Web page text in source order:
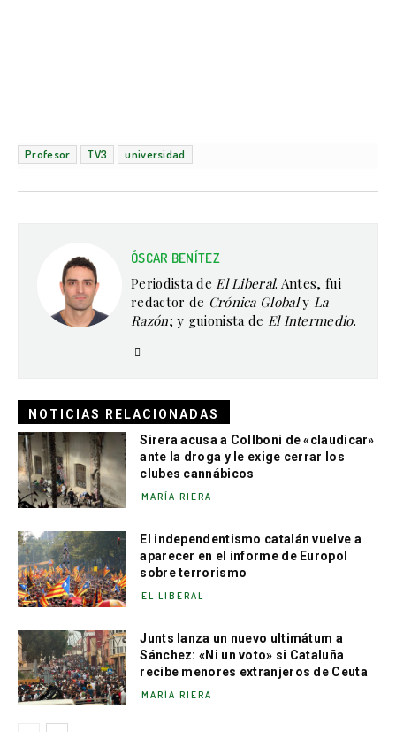
Profesor TV3 universidad
ÓSCAR BENÍTEZ
Periodista deEl Liberal. Antes, fui
redactor de Crónica Globaly La
Razón; y guionista de El Intermedio.
NOTICIAS RELACIONADAS
Sirera acusa a Collboni de «claudicar»
ante la droga y le exige cerrar los
clubes cannábicos
MARÍA RIERA
El independentismo catalán vuelve a
aparecer en el informe de Europol
sobre terrorismo
EL LIBERAL
Junts lanza un nuevo ultimátum a
Sánchez: «Ni un voto» si Cataluña
recibe menores extranjeros de Ceuta
MARÍA RIERA